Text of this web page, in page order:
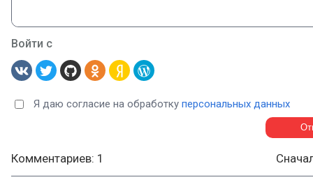
Войти с
Я даю согласие на обработку персональных данных
Комментариев: 1